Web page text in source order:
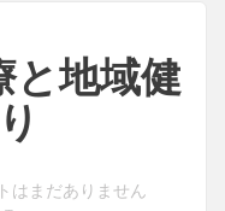
と地域健
はまだありません